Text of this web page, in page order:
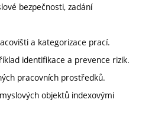
bezpečnosti, zadání
a kategorizace prací.
identifikace a prevence rizik.
pracovních prostředků.
objektů indexovými